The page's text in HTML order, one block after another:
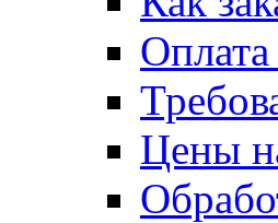
Оплата
Цены